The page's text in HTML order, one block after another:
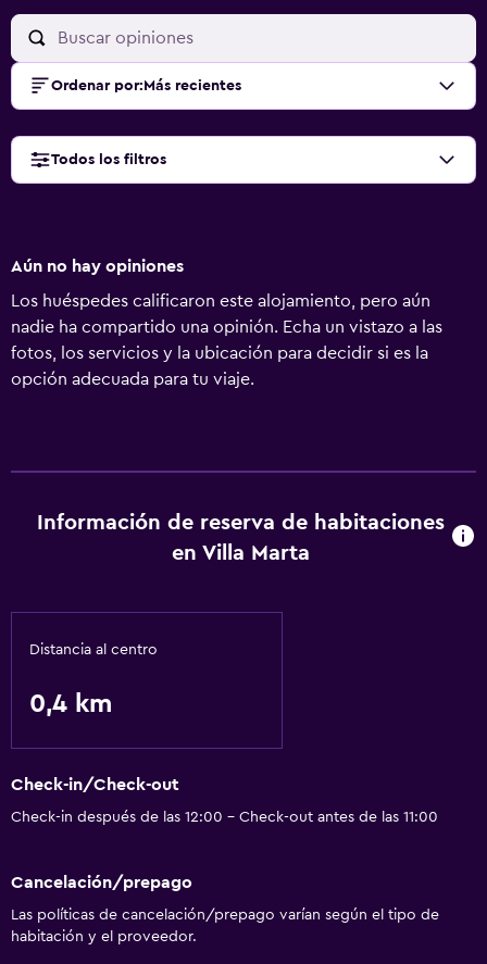
Ordenar por: Más recientes
Todos los filtros
Aún no hay opiniones
Los huéspedes calificaron este alojamiento, pero aún
nadie ha compartido una opinión. Echa un vistazo a las
fotos, los servicios y la ubicación para decidir si es la
opción adecuada para tu viaje.
Información de reserva de habitaciones
en Villa Marta
Distancia al centro
0,4 km
Check-in/Check-out
Check-in después de las 12:00 - Check-out antes de las 11:00
Cancelación/prepago
Las políticas de cancelación/prepago varían según el tipo de
habitación y el proveedor.